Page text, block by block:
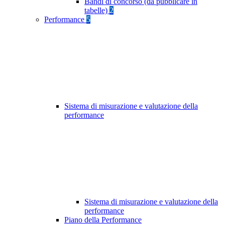
tabelle) 2
Performance 5
Sistema di misurazione e valutazione della
performance
Sistema di misurazione e valutazione della
performance
Piano della Performance